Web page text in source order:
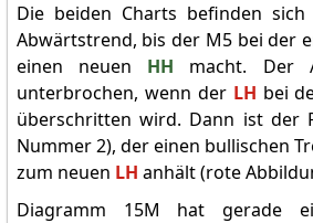
Die beiden Charts befinden
Abwärtstrend, bis der M5 bei der
einen neuen HH macht. Der
unterbrochen, wenn der LH bei
überschritten wird. Dann ist der
Nummer 2), der einen bullischen
zum neuen LH anhält (rote
Diagramm 15M hat gerade